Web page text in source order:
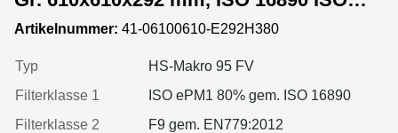
ePM1 80%, Rahmen: verzinkter Stahl,
Dichtung: einseitig, geschäumt
Artikelnummer: 41-06100610-E292H380
Typ
HS-Makro 95 FV
Filterklasse 1
ISO ePM1 80% gem. ISO 16890
Filterklasse 2
F9 gem. EN779:2012